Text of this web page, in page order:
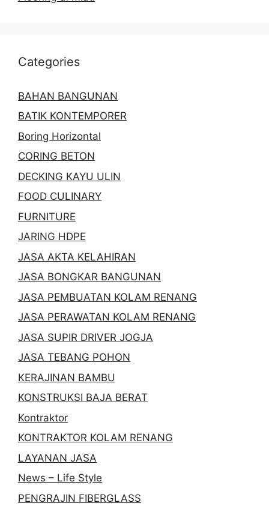
Categories
BAHAN BANGUNAN
BATIK KONTEMPORER
Boring Horizontal
CORING BETON
DECKING KAYU ULIN
FOOD CULINARY
FURNITURE
JARING HDPE
JASA AKTA KELAHIRAN
JASA BONGKAR BANGUNAN
JASA PEMBUATAN KOLAM RENANG
JASA PERAWATAN KOLAM RENANG
JASA SUPIR DRIVER JOGJA
JASA TEBANG POHON
KERAJINAN BAMBU
KONSTRUKSI BAJA BERAT
Kontraktor
KONTRAKTOR KOLAM RENANG
LAYANAN JASA
News – Life Style
PENGRAJIN FIBERGLASS